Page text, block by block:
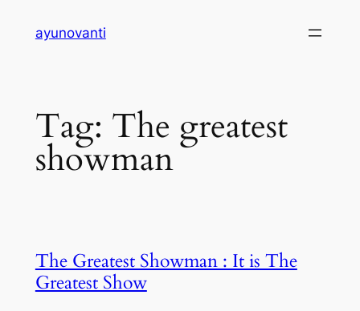
ayunovanti
Tag: The greatest
showman
The Greatest Showman : It is The
Greatest Show